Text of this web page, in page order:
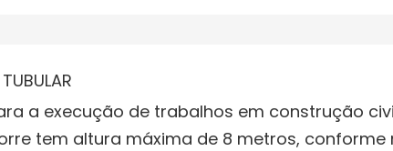
a execução de trabalhos em construção
tem altura máxima de 8 metros, conforme